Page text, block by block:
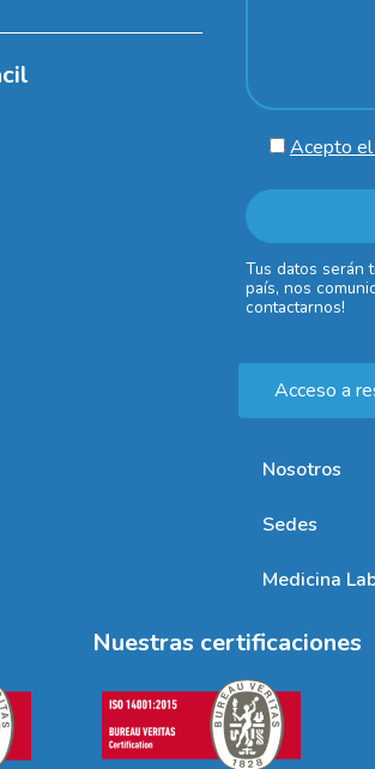
Acepto
Tus datos serán
país, nos
contactarnos!
Acceso a
Nosotros
Sedes
Medicina
Nuestras certificaciones